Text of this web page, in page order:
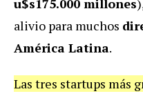
u$s175.000 millones
alivio para muchos
América Latina.
Las tres startups más